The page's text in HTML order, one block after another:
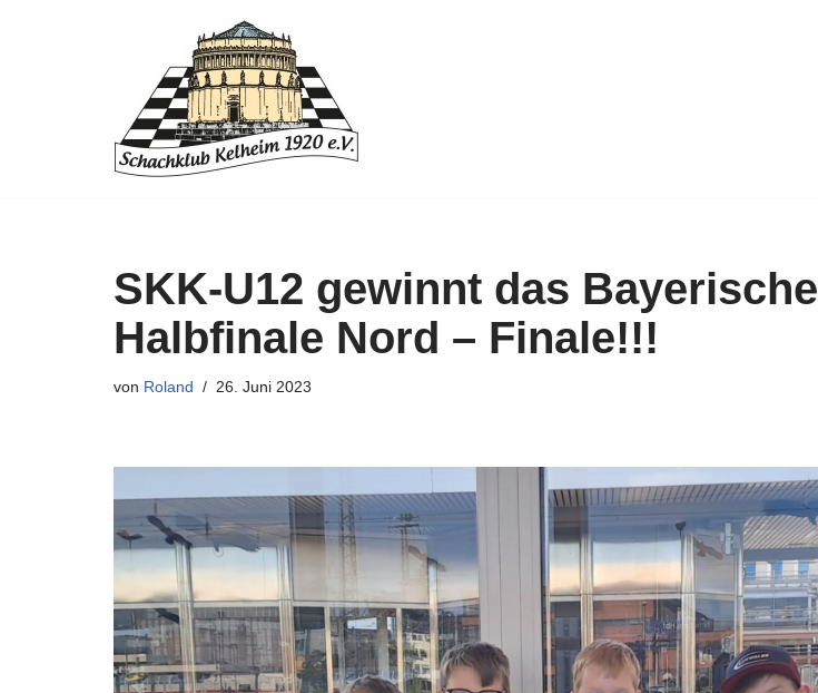
SKK-U12 gewinnt das Bayerische
Halbfinale Nord – Finale!!!
von Roland 26. Juni 2023